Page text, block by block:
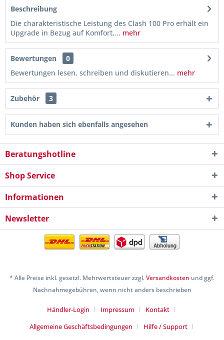
Beschreibung
Die charakteristische Leistung des Clash 100 Pro erhält ein
Upgrade in Bezug auf Komfort,... mehr
Bewertungen
0
Bewertungen lesen, schreiben und diskutieren... mehr
Zubehör 3
Kunden haben sich ebenfalls angesehen
Beratungshotline
Shop Service
Informationen
Newsletter
* Alle Preise inkl. gesetzl. Mehrwertsteuer zzgl.Versandkosten und ggf.
Nachnahmegebühren, wenn nicht anders beschrieben
Händler-Login Impressum
Kontakt
Allgemeine Geschäftsbedingungen
Hilfe / Support